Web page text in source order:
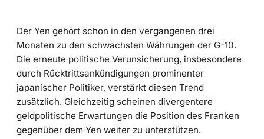
Der Yen gehört schon in den vergangenen drei
Monaten zu den schwächsten Währungen der G-10.
Die erneute politische Verunsicherung, insbesondere
durch Rücktrittsankündigungen prominenter
japanischer Politiker, verstärkt diesen Trend
zusätzlich. Gleichzeitig scheinen divergentere
geldpolitische Erwartungen die Position des Franken
gegenüber dem Yen weiter zu unterstützen.